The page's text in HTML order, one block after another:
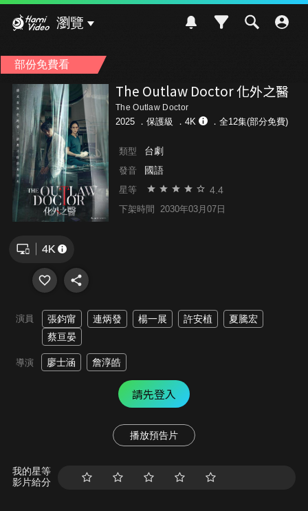
瀏覽
部份免費看
The Outlaw Doctor 化外之醫
The Outlaw Doctor
2025 ． 保護級 ．4K ．全12集(部分免費)
類型 台劇
發音 國語
星等 4.4
下架時間 2030年03月07日
演員 張鈞甯 連炳發 楊一展 許安植
夏騰宏
蔡亘晏
導演 廖士涵 詹淳皓
請先登入
播放預告片
我的星等
影片給分